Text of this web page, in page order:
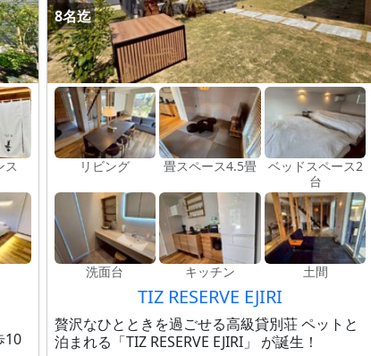
ス
10
8名迄
リビング 畳スペース4.5畳
ベッドスペース2
台
洗面台 キッチン 土間
TIZ RESERVE EJIRI
贅沢なひとときを過ごせる高級貸別荘 ペットと
泊まれる「TIZ RESERVE EJIRI」 が誕生！